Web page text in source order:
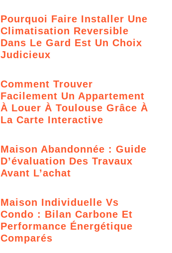
Pourquoi Faire Installer Une
Climatisation Reversible
Dans Le Gard Est Un Choix
Judicieux
Comment Trouver
Facilement Un Appartement
À Louer À Toulouse Grâce À
La Carte Interactive
Maison Abandonnée : Guide
D’évaluation Des Travaux
Avant L’achat
Maison Individuelle Vs
Condo : Bilan Carbone Et
Performance Énergétique
Comparés